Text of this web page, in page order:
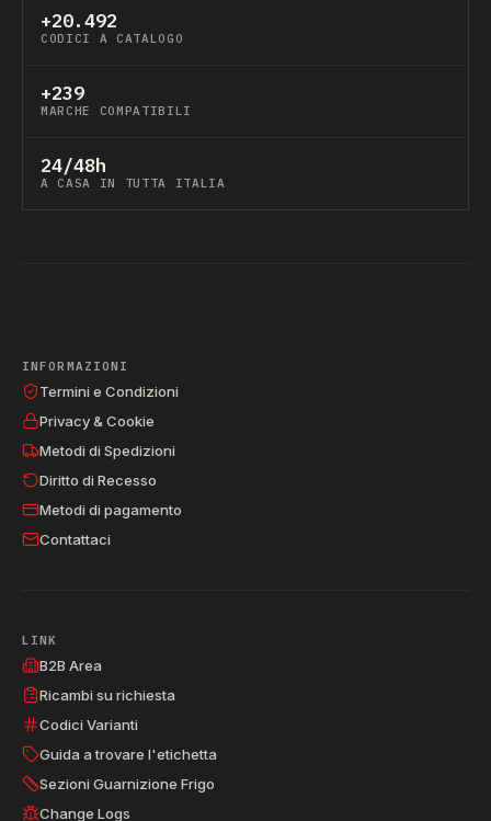
+20.492
CODICI A CATALOGO
+239
MARCHE COMPATIBILI
24/48h
A CASA IN TUTTA ITALIA
INFORMAZIONI
Termini e Condizioni
Privacy & Cookie
Metodi di Spedizioni
Diritto di Recesso
Metodi di pagamento
Contattaci
LINK
B2B Area
Ricambi su richiesta
Codici Varianti
Guida a trovare l'etichetta
Sezioni Guarnizione Frigo
Change Logs